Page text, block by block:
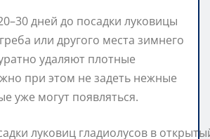
дней до посадки луковицы
или другого места зимнего
удаляют плотные
при этом не задеть нежные
уже могут появляться.